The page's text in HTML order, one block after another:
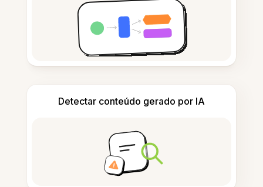
Detectar conteúdo gerado por IA